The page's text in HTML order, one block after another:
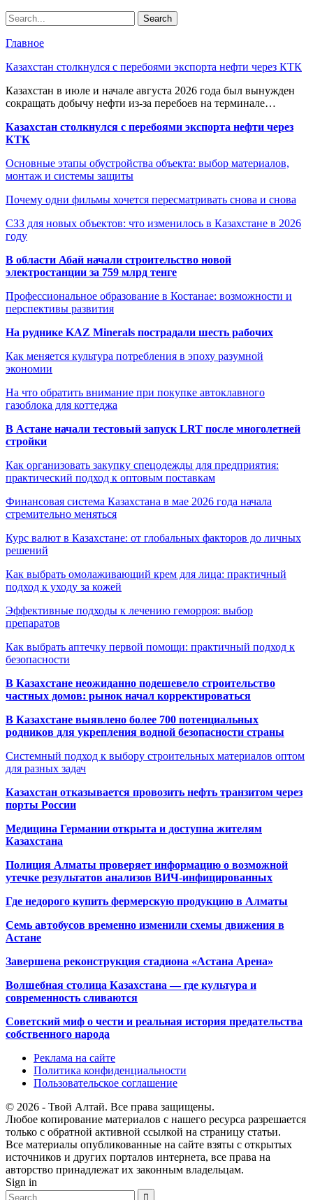
Главное
Казахстан столкнулся с перебоями экспорта нефти через КТК
Казахстан в июле и начале августа 2026 года был вынужден
сокращать добычу нефти из-за перебоев на терминале…
Казахстан столкнулся с перебоями экспорта нефти через
КТК
Основные этапы обустройства объекта: выбор материалов,
монтаж и системы защиты
Почему одни фильмы хочется пересматривать снова и снова
СЗЗ для новых объектов: что изменилось в Казахстане в 2026
году
В области Абай начали строительство новой
электростанции за 759 млрд тенге
Профессиональное образование в Костанае: возможности и
перспективы развития
На руднике KAZ Minerals пострадали шесть рабочих
Как меняется культура потребления в эпоху разумной
экономии
На что обратить внимание при покупке автоклавного
газоблока для коттеджа
В Астане начали тестовый запуск LRT после многолетней
стройки
Как организовать закупку спецодежды для предприятия:
практический подход к оптовым поставкам
Финансовая система Казахстана в мае 2026 года начала
стремительно меняться
Курс валют в Казахстане: от глобальных факторов до личных
решений
Как выбрать омолаживающий крем для лица: практичный
подход к уходу за кожей
Эффективные подходы к лечению геморроя: выбор
препаратов
Как выбрать аптечку первой помощи: практичный подход к
безопасности
В Казахстане неожиданно подешевело строительство
частных домов: рынок начал корректироваться
В Казахстане выявлено более 700 потенциальных
родников для укрепления водной безопасности страны
Системный подход к выбору строительных материалов оптом
для разных задач
Казахстан отказывается провозить нефть транзитом через
порты России
Медицина Германии открыта и доступна жителям
Казахстана
Полиция Алматы проверяет информацию о возможной
утечке результатов анализов ВИЧ-инфицированных
Где недорого купить фермерскую продукцию в Алматы
Семь автобусов временно изменили схемы движения в
Астане
Завершена реконструкция стадиона «Астана Арена»
Волшебная столица Казахстана — где культура и
современность сливаются
Советский миф о чести и реальная история предательства
собственного народа
Реклама на сайте
Политика конфиденциальности
Пользовательское соглашение
© 2026 - Твой Алтай. Все права защищены.
Любое копирование материалов с нашего ресурса разрешается
только с обратной активной ссылкой на страницу статьи.
Все материалы опубликованные на сайте взяты с открытых
источников и других порталов интернета, все права на
авторство принадлежат их законным владельцам.
Sign in